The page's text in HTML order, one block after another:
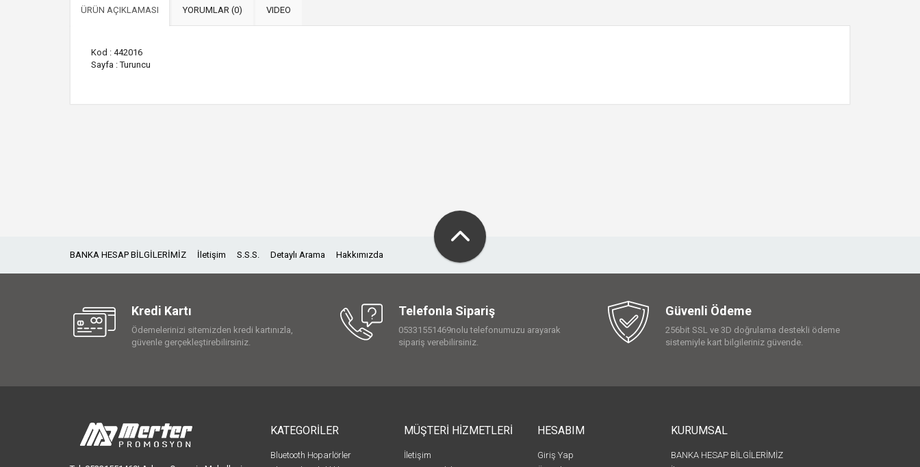
ÜRÜN AÇIKLAMASI YORUMLAR (0) VIDEO
Kod : 442016
Sayfa : Turuncu
BANKA HESAP BİLGİLERİMİZ İletişim S.S.S. Detaylı Arama Hakkımızda
Kredi Kartı
Ödemelerinizi sitemizden kredi kartınızla,
güvenle gerçekleştirebilirsiniz.
Telefonla Sipariş
05331551469nolu telefonumuzu arayarak
sipariş verebilirsiniz.
Güvenli Ödeme
256bit SSL ve 3D doğrulama destekli ödeme
sistemiyle kart bilgileriniz güvende.
KATEGORİLER
Bluetooth Hoparlörler
MÜŞTERİ HİZMETLERİ
İletişim
HESABIM
Giriş Yap
KURUMSAL
BANKA HESAP BİLGİLERİMİZ